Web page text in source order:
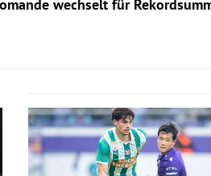
wechselt für